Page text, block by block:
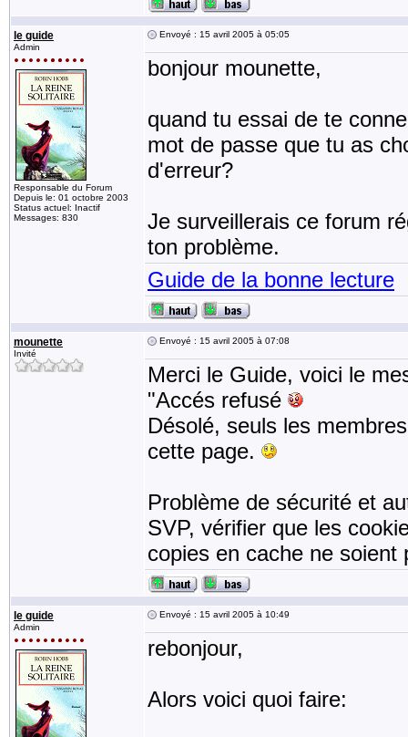
le guide
Admin
Responsable du Forum
Depuis le: 01 octobre 2003
Status actuel: Inactif
Messages: 830
Envoyé : 15 avril 2005 à 05:05
bonjour mounette,
quand tu essai de te
mot de passe que tu as
d'erreur?
Je surveillerais ce forum
ton problème.
Guide de la bonne lecture
mounette
Invité
Envoyé : 15 avril 2005 à 07:08
Merci le Guide, voici le
"Accés refusé
Désolé, seuls les
cette page.
Problème de sécurité et
SVP, vérifier que les
copies en cache ne
le guide
Admin
Envoyé : 15 avril 2005 à 10:49
rebonjour,
Alors voici quoi faire: